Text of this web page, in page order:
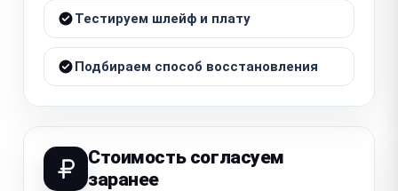
Тестируем шлейф и плату
Подбираем способ восстановления
Стоимость согласуем
заранее